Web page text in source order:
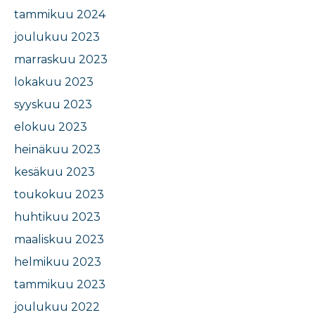
tammikuu 2024
joulukuu 2023
marraskuu 2023
lokakuu 2023
syyskuu 2023
elokuu 2023
heinäkuu 2023
kesäkuu 2023
toukokuu 2023
huhtikuu 2023
maaliskuu 2023
helmikuu 2023
tammikuu 2023
joulukuu 2022